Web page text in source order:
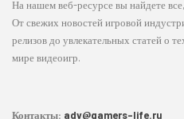
На нашем веб-ресурсе вы найдете
От свежих новостей игровой
релизов до увлекательных статей о
мире видеоигр.
Контакты: adv@gamers-life.ru